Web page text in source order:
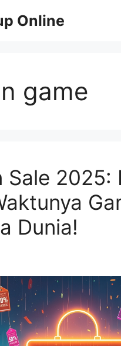
Online
game
Sale 2025:
Dunia!